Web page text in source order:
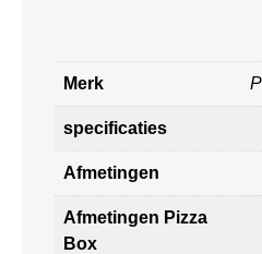
Merk
specificaties
Afmetingen
Afmetingen Pizza
Box